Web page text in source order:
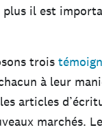
il est
trois
à leur
articles
marchés.